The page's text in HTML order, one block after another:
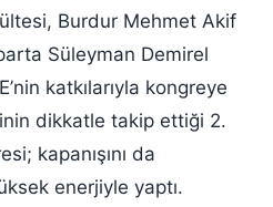
Burdur Mehmet Akif
Süleyman Demirel
katkılarıyla kongreye
dikkatle takip ettiği 2.
kapanışını da
enerjiyle yaptı.